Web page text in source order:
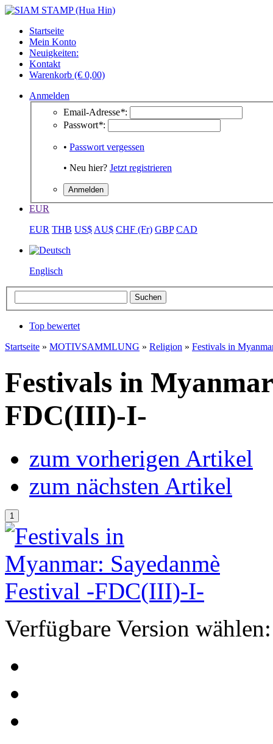
Startseite
Mein Konto
Neuigkeiten:
Kontakt
Warenkorb (€ 0,00)
Anmelden
Email-Adresse*:
Passwort*:
• Passwort vergessen
• Neu hier? Jetzt registrieren
EUR
EUR THB US$ AU$ CHF (Fr) GBP CAD
Englisch
Top bewertet
Startseite » MOTIVSAMMLUNG » Religion » Festivals in
Festivals in
FDC(III)-I-
zum vorherigen Artikel
zum nächsten Artikel
Verfügbare Version wählen: